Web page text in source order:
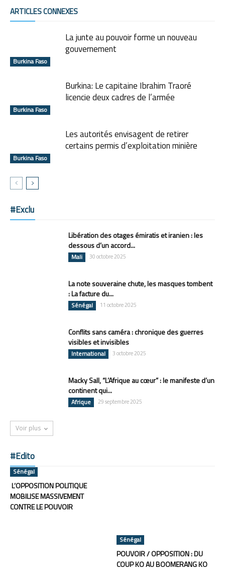
ARTICLES CONNEXES
Burkina Faso
La junte au pouvoir forme un nouveau
gouvernement
Burkina Faso
Burkina: Le capitaine Ibrahim Traoré
licencie deux cadres de l’armée
Burkina Faso
Les autorités envisagent de retirer
certains permis d’exploitation minière
#Exclu
Libération des otages émiratis et iranien : les
dessous d’un accord...
Mali 30 octobre 2025
La note souveraine chute, les masques tombent
: La facture du...
Sénégal 11 octobre 2025
Conflits sans caméra : chronique des guerres
visibles et invisibles
International 3 octobre 2025
Macky Sall, “L’Afrique au cœur” : le manifeste d’un
continent qui...
Afrique 29 septembre 2025
Voir plus
#Edito
Sénégal
L’OPPOSITION POLITIQUE
MOBILISE MASSIVEMENT
CONTRE LE POUVOIR
Sénégal
POUVOIR / OPPOSITION : DU
COUP KO AU BOOMERANG KO